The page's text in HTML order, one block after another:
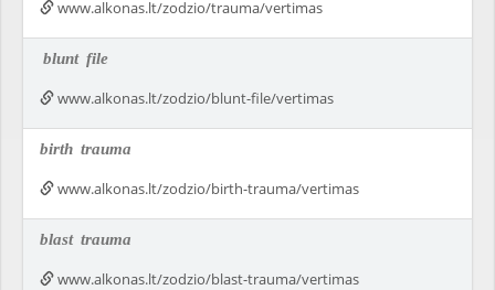
www.alkonas.lt/zodzio/trauma/vertimas
blunt file
www.alkonas.lt/zodzio/blunt-file/vertimas
birth trauma
www.alkonas.lt/zodzio/birth-trauma/vertimas
blast trauma
www.alkonas.lt/zodzio/blast-trauma/vertimas